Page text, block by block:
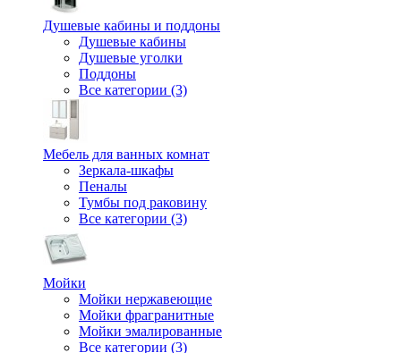
Душевые кабины и поддоны
Душевые кабины
Душевые уголки
Поддоны
Все категории (3)
Мебель для ванных комнат
Зеркала-шкафы
Пеналы
Тумбы под раковину
Все категории (3)
Мойки
Мойки нержавеющие
Мойки фрагранитные
Мойки эмалированные
Все категории (3)